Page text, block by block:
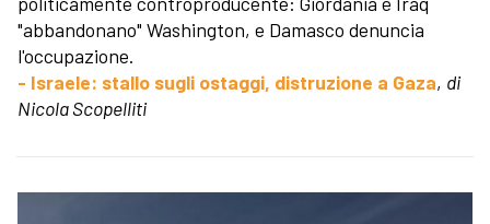
"abbandonano" Washington, e Damasco denuncia
l'occupazione.
- Israele: stallo sugli ostaggi, distruzione a Gaza, di
Nicola Scopelliti